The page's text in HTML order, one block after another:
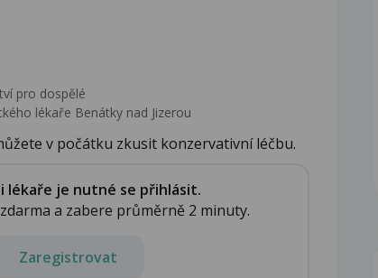
pro dospělé
lékaře Benátky nad Jizerou
v počátku zkusit konzervativní léčbu.
lékaře je nutné se přihlásit.
a zabere průměrně 2 minuty.
Zaregistrovat